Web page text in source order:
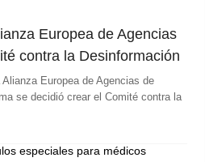
sobre la agencia
contacto
condiciones de
suscripción
Política de
Europea de Agencias
contra la Desinformación
Europea de Agencias de
se decidió crear el Comité contra la